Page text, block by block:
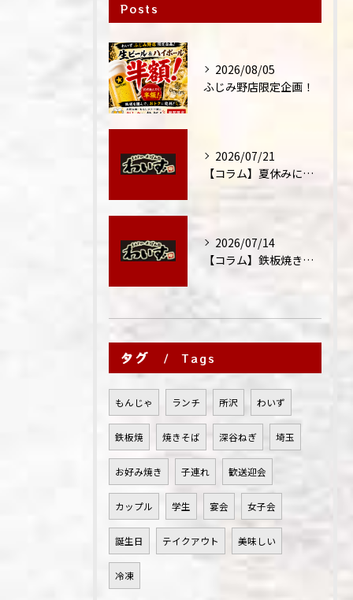
Posts
2026/08/05
ふじみ野店限定企画！
2026/07/21
【コラム】夏休みに家族外食が増える理由
2026/07/14
【コラム】鉄板焼きが"コミュニケーション飯"と呼ばれる理由
タグ Tags
もんじゃ ランチ 所沢 わいず
鉄板焼 焼きそば 深谷ねぎ 埼玉
お好み焼き 子連れ 歓送迎会
カップル 学生 宴会 女子会
誕生日 テイクアウト 美味しい
冷凍